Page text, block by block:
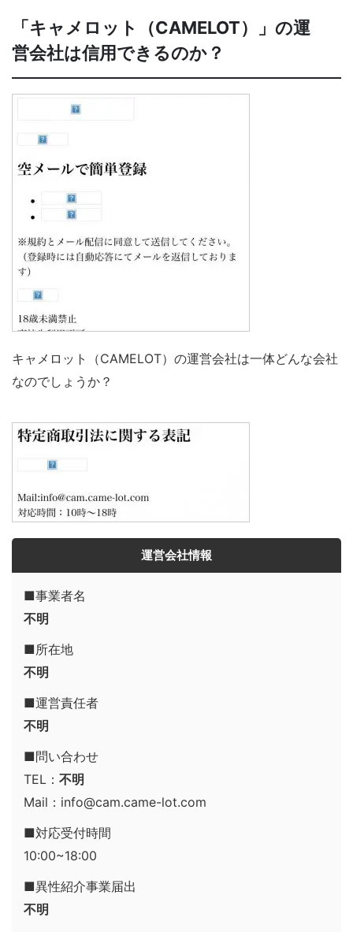
「キャメロット（CAMELOT）」の運
営会社は信用できるのか？
キャメロット（CAMELOT）の運営会社は一体どんな会社
なのでしょうか？
運営会社情報
■事業者名
不明
■所在地
不明
■運営責任者
不明
■問い合わせ
TEL： 不明
Mail：info@cam.came-lot.com
■対応受付時間
10:00~18:00
■異性紹介事業届出
不明